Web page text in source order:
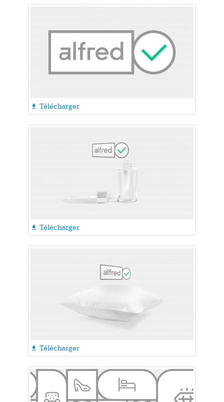
 Télécharger
 Télécharger
 Télécharger